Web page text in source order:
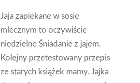
Jaja zapiekane w sosie
mlecznym to oczywiście
niedzielne Śniadanie z jajem.
Kolejny przetestowany przepis
ze starych książek mamy. Jajka